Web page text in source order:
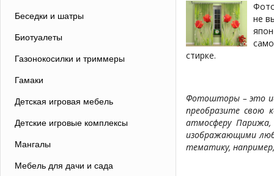
Беседки и шатры
Биотуалеты
Газонокосилки и триммеры
Гамаки
Детская игровая мебель
Детские игровые комплексы
Мангалы
Мебель для дачи и сада
не
стирке.
Фотошторы – это
преобразите свою
атмосферу
изображающими
тематику,